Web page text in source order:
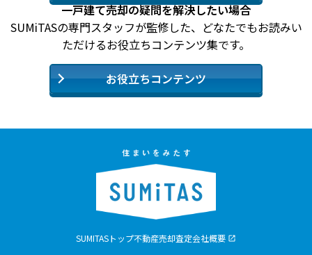
一戸建て売却の疑問を解決したい場合
SUMiTASの専門スタッフが監修した、どなたでもお読みい
ただけるお役立ちコンテンツ集です。
お役立ちコンテンツ
SUMITASトップ不動産売却査定会社概要